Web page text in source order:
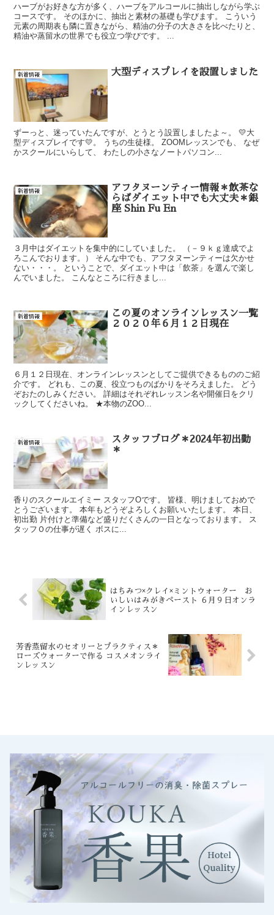
ハーブがお好きな方が多く、ハーブをアルコールに抽出しながら学ぶ
コースです。 そのほかに、抽出と素材の基礎も学びます。 こういう
元素の周期表も隣に置きながら、精油の分子の大きさを比べたりと、
精油や蒸留水の世界でも役立つ学びです。 ...
新着情報 大型ディスプレイを設置しました
ずーっと、迷っていたんですが、とうとう設置しましたよ～。 💛大
型ディスプレイです💛。 うちの生徒様。 ZOOMレッスンでも、 なぜ
かスクールにいらして、 わたしの小さなノートパソコン...
新着情報
アフタヌーンティー情報＊飲茶な
らばダイエット中でも大丈夫＊銀
座 Shin Fu En
３月中はダイエットを集中的にしていました。 （－９ｋｇ達成でよ
ろこんでおります。） そんな中でも、アフタヌーンティーは欠かせ
ない・・・。 ということで、ダイエット中は「飲茶」を選んで楽し
んでいました。 こんなところに行きまし...
新着情報
この夏のオンラインレッスン一覧
２０２０年６月１２日現在
６月１２日現在、オンラインレッスンとしてご提供できるもののご紹
介です。 どれも、この夏、役立つものばかりをそろえました。 どう
ぞおたのしみください。 詳細はそれぞれレッスン名や開催日をクリ
ックしてくださいね。 ★本物のZOO...
新着情報
スタッフブログ＊2024年初出勤
＊
香りのスクールエイミー スタッフOです。 皆様、明けましておめで
とうございます。 本年もどうぞよろしくお願いいたします。 本日、
初出勤 片付けと準備など盛りだくさんの一日となっております。 ス
タッフＯの仕事が遅く ボスに...
はちみつ×クレイ×ミントウォーター お
いしいはみがきペースト ６月９日オンラ
インレッスン
芳香蒸留水のセオリーとプラクティス＊
ローズウォーターで作る コスメオンライ
ンレッスン